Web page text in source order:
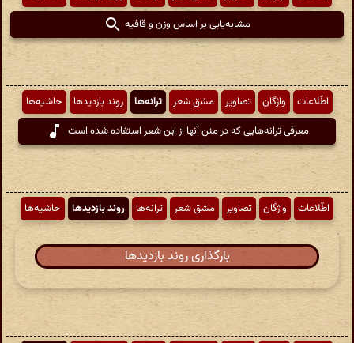
مشابه‌یابی بر اساس وزن و قافیه
اطّلاعات واژگان تصاویر مشق شعر ترانه‌ها روند بازدیدها
حاشیه‌ها
معرفی ترانه‌هایی که در متن آنها از این شعر استفاده شده است
اطّلاعات واژگان تصاویر مشق شعر ترانه‌ها روند بازدیدها حاشیه‌ها
بارگذاری روند بازدیدها